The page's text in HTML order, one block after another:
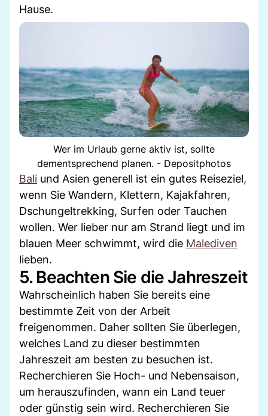
Hause.
Wer im Urlaub gerne aktiv ist, sollte
dementsprechend planen. - Depositphotos
Bali und Asien generell ist ein gutes Reiseziel,
wenn Sie Wandern, Klettern, Kajakfahren,
Dschungeltrekking, Surfen oder Tauchen
wollen. Wer lieber nur am Strand liegt und im
blauen Meer schwimmt, wird die Malediven
lieben.
5. Beachten Sie die Jahreszeit
Wahrscheinlich haben Sie bereits eine
bestimmte Zeit von der Arbeit
freigenommen. Daher sollten Sie überlegen,
welches Land zu dieser bestimmten
Jahreszeit am besten zu besuchen ist.
Recherchieren Sie Hoch- und Nebensaison,
um herauszufinden, wann ein Land teuer
oder günstig sein wird. Recherchieren Sie